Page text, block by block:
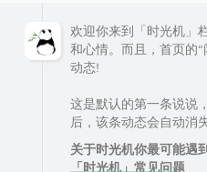
欢迎你来到「时光机」
和心情。而且，首页的
动态!
这是默认的第一条说说
后，该条动态会自动消失
关于时光机你最可能遇
「时光机」常见问题